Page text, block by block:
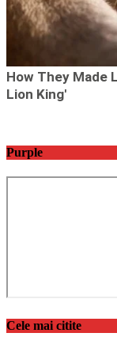
Purple
Cele mai citite